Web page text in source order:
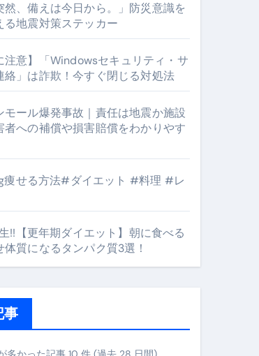
#美容 #健康 #雑学 #ナレーター #小林将大
自ドメイン
れる方法
然、備えは今日から。」防災意識を
る地震対策ステッカー
注意】「Windowsセキュリティ・サ
絡」は詐欺！今すぐ閉じる対処法
モール爆発事故｜責任は地震か施設
者への補償や損害賠償をわかりやす
痩せる方法#ダイエット #料理 #レ
!!【更年期ダイエット】朝に食べる
体質になるタンパク質3選！
事